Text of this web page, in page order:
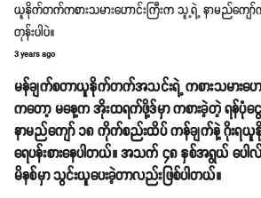
ယူနိုက်တက်ကစားသမားဟောင်းကြီးက သူ့ရဲ့ နာမည်ကျေ
တုန်းပါပဲ။
3 years ago
မန်ချက်စတာယူနိုက်တက်အသင်းရဲ့ ကစားသမားဟော
ကတော့ မနေ့က အိုးထရက်ဖို့ဒ်မှာ ကစားခဲ့တဲ့ ရန်ပုံ
နာမည်ကျော် ၁၈ ကိုက်စည်းထိပ် ကန်ချက်နဲ့ ဂိုးရယူ
ရေပန်းစားနေပါတယ်။ အသက် ၄၈ နှစ်အရွယ် ပေါလ်
မိနစ်မှာ သွင်းယူပေးခဲ့တာလည်းဖြစ်ပါတယ်။